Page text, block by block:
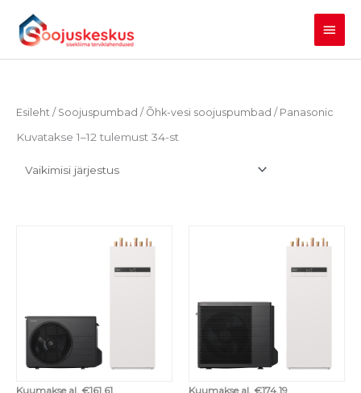
content
Main
Esileht / Soojuspumbad / Õhk-vesi soojuspumbad / Panasonic
Kuvatakse 1–12 tulemust 34-st
Kuumakse al. €161.61 Kuumakse al. €174.19